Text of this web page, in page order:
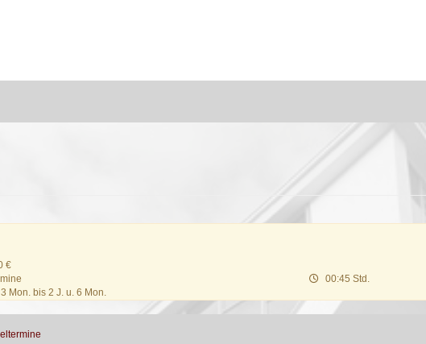
€
00:45 Std.
Mon. bis 2 J. u. 6 Mon.